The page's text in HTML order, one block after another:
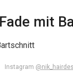
mit
Instagram